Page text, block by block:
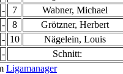
- 7
Wabner, Michael
- 8
Grötzner, Herbert
- 10
Nägelein, Louis
-
Schnitt:
Ligamanager